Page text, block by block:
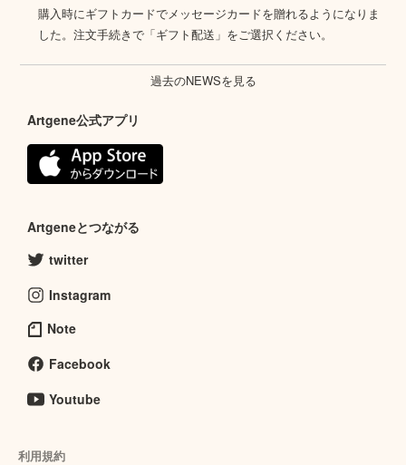
購入時にギフトカードでメッセージカードを贈れるようになりま
した。注文手続きで「ギフト配送」をご選択ください。
過去のNEWSを見る
Artgene公式アプリ
Artgeneとつながる
twitter
Instagram
Note
Facebook
Youtube
利用規約